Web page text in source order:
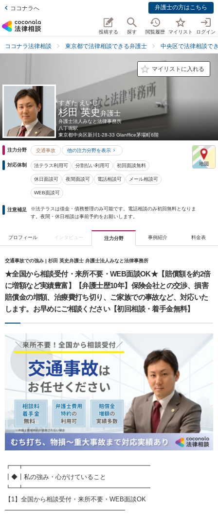
ココナラへ 弁護士の方はこちら
投稿する 探す 閲覧履歴 マイリスト ログイン
ココナラ法律相談 東京都で法律相談できる弁護士 中央区で法律相談で
マイリストに入れる
すぎた えいじ
杉田 英史弁護士
弁護士法人みなと法律事務所
八丁堀駅
東京都中央区新川1-28-33 Glanffice茅場町6階
注力分野 交通事故 他の注力分野を表示
対応体制 法テラス利用可 分割払い利用可 初回面談無料
休日面談可 夜間面談可 電話相談可 メール相談可
WEB面談可
注意補足
※法テラスは借金・債務整理のみ可能です。電話相談のみ初回無料となりま
す。夜間・休日相談は事前予約をお願いします。
プロフィール インタビュー 注力分野 事例紹介 料金表
交通事故での強み | 杉田 英史弁護士 弁護士法人みなと法律事務所
★全国から相談受付・来所不要・WEB面談OK★【賠償額を約2倍
に増額など実績豊富】【弁護士歴10年】保険会社との交渉、損害
賠償金の増額、治療費打ち切り、ご家族での事故など、対応いた
します。お早めにご相談ください【初回相談・着手金無料】
┏━┳━━━━━━━━━━━━━━━━━━━━
┃◆┃私の強み・心がけていること
┗━┻━━━━━━━━━━━━━━━━━━━━
【1】全国から相談受付・来所不要・WEB面談OK
━━━━━━━━━━━━━━━━━━━